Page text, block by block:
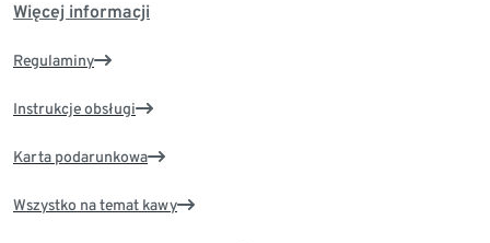
Więcej informacji
Regulaminy
Instrukcje obsługi
Karta podarunkowa
Wszystko na temat kawy